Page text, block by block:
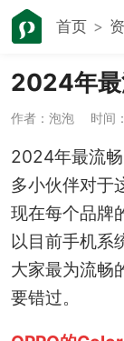
首页
2024年最
作者：泡泡 时间
2024年最流
多小伙伴对于
现在每个品牌
以目前手机系
大家最为流畅
要错过。